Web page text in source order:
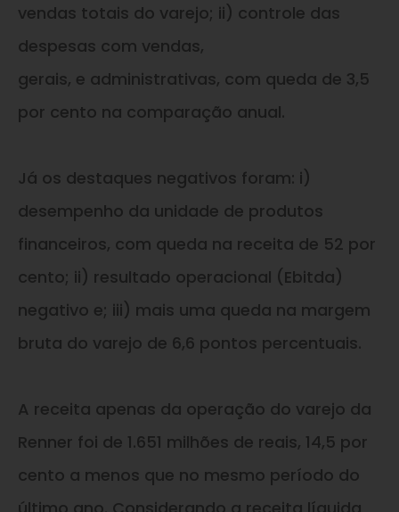
vendas totais do varejo; ii) controle das
despesas com vendas,
gerais, e administrativas, com queda de 3,5
por cento na comparação anual.
Já os destaques negativos foram: i)
desempenho da unidade de produtos
financeiros, com queda na receita de 52 por
cento; ii) resultado operacional (Ebitda)
negativo e; iii) mais uma queda na margem
bruta do varejo de 6,6 pontos percentuais.
A receita apenas da operação do varejo da
Renner foi de 1.651 milhões de reais, 14,5 por
cento a menos que no mesmo período do